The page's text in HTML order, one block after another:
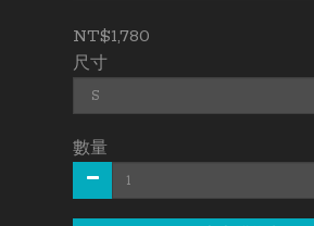
NT$1,780
尺寸
數量